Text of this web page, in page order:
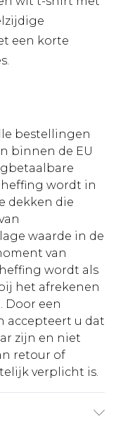
een korte
bestellingen
binnen de EU
wordt in
dekken die
waarde in de
van
wordt als
het afrekenen
Door een
accepteert u dat
zijn en niet
retour of
verplicht is.